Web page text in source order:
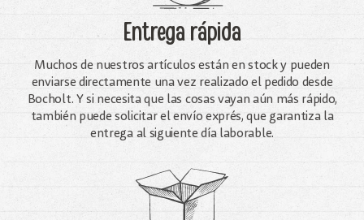
Entrega rápida
Muchos de nuestros artículos están en stock y pueden
enviarse directamente una vez realizado el pedido desde
Bocholt. Y si necesita que las cosas vayan aún más rápido,
también puede solicitar el envío exprés, que garantiza la
entrega al siguiente día laborable.